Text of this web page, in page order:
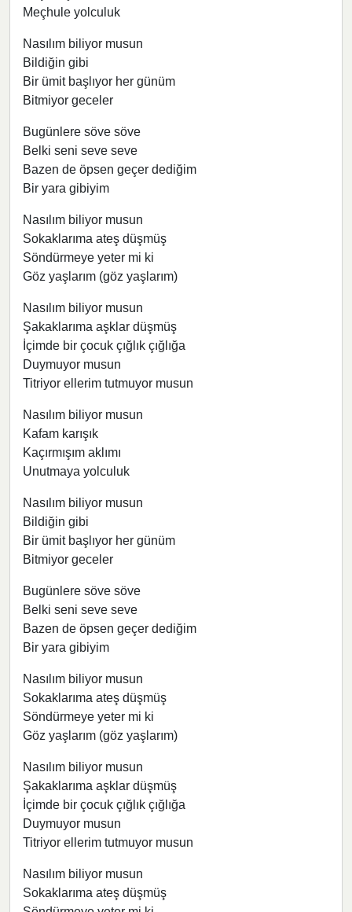
Meçhule yolculuk
Nasılım biliyor musun
Bildiğin gibi
Bir ümit başlıyor her günüm
Bitmiyor geceler
Bugünlere söve söve
Belki seni seve seve
Bazen de öpsen geçer dediğim
Bir yara gibiyim
Nasılım biliyor musun
Sokaklarıma ateş düşmüş
Söndürmeye yeter mi ki
Göz yaşlarım (göz yaşlarım)
Nasılım biliyor musun
Şakaklarıma aşklar düşmüş
İçimde bir çocuk çığlık çığlığa
Duymuyor musun
Titriyor ellerim tutmuyor musun
Nasılım biliyor musun
Kafam karışık
Kaçırmışım aklımı
Unutmaya yolculuk
Nasılım biliyor musun
Bildiğin gibi
Bir ümit başlıyor her günüm
Bitmiyor geceler
Bugünlere söve söve
Belki seni seve seve
Bazen de öpsen geçer dediğim
Bir yara gibiyim
Nasılım biliyor musun
Sokaklarıma ateş düşmüş
Söndürmeye yeter mi ki
Göz yaşlarım (göz yaşlarım)
Nasılım biliyor musun
Şakaklarıma aşklar düşmüş
İçimde bir çocuk çığlık çığlığa
Duymuyor musun
Titriyor ellerim tutmuyor musun
Nasılım biliyor musun
Sokaklarıma ateş düşmüş